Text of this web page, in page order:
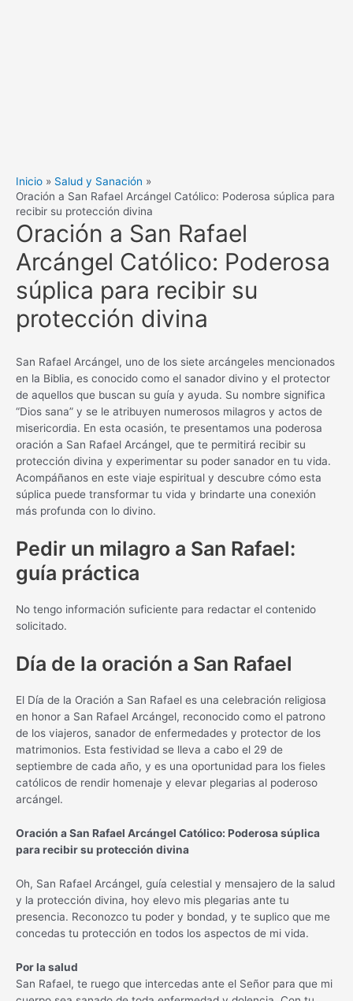
Inicio
Salud y Sanación
Oración a San Rafael Arcángel Católico: Poderosa súplica para
recibir su protección divina
Oración a San Rafael
Arcángel Católico: Poderosa
súplica para recibir su
protección divina
San Rafael Arcángel, uno de los siete arcángeles mencionados
en la Biblia, es conocido como el sanador divino y el protector
de aquellos que buscan su guía y ayuda. Su nombre significa
“Dios sana” y se le atribuyen numerosos milagros y actos de
misericordia. En esta ocasión, te presentamos una poderosa
oración a San Rafael Arcángel, que te permitirá recibir su
protección divina y experimentar su poder sanador en tu vida.
Acompáñanos en este viaje espiritual y descubre cómo esta
súplica puede transformar tu vida y brindarte una conexión
más profunda con lo divino.
Pedir un milagro a San Rafael:
guía práctica
No tengo información suficiente para redactar el contenido
solicitado.
Día de la oración a San Rafael
El Día de la Oración a San Rafael es una celebración religiosa
en honor a San Rafael Arcángel, reconocido como el patrono
de los viajeros, sanador de enfermedades y protector de los
matrimonios. Esta festividad se lleva a cabo el 29 de
septiembre de cada año, y es una oportunidad para los fieles
católicos de rendir homenaje y elevar plegarias al poderoso
arcángel.
Oración a San Rafael Arcángel Católico: Poderosa súplica
para recibir su protección divina
Oh, San Rafael Arcángel, guía celestial y mensajero de la salud
y la protección divina, hoy elevo mis plegarias ante tu
presencia. Reconozco tu poder y bondad, y te suplico que me
concedas tu protección en todos los aspectos de mi vida.
Por la salud
San Rafael, te ruego que intercedas ante el Señor para que mi